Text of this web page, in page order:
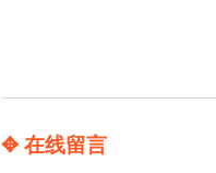
✥ 在线留言